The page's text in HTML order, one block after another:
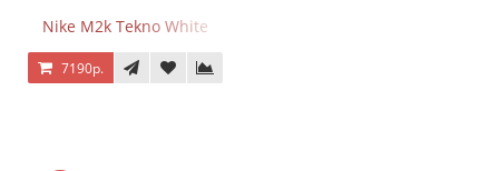
Nike M2k Tekno White
7190р.